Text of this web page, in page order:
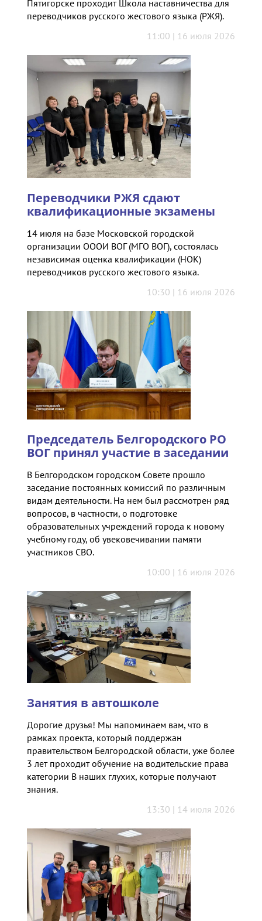
Пятигорске проходит Школа наставничества для
переводчиков русского жестового языка (РЖЯ).
11:00 | 16 июля 2026
Переводчики РЖЯ сдают
квалификационные экзамены
14 июля на базе Московской городской
организации ОООИ ВОГ (МГО ВОГ), состоялась
независимая оценка квалификации (НОК)
переводчиков русского жестового языка.
10:30 | 16 июля 2026
Председатель Белгородского РО
ВОГ принял участие в заседании
В Белгородском городском Совете прошло
заседание постоянных комиссий по различным
видам деятельности. На нем был рассмотрен ряд
вопросов, в частности, о подготовке
образовательных учреждений города к новому
учебному году, об увековечивании памяти
участников СВО.
10:00 | 16 июля 2026
Занятия в автошколе
Дорогие друзья! Мы напоминаем вам, что в
рамках проекта, который поддержан
правительством Белгородской области, уже более
3 лет проходит обучение на водительские права
категории В наших глухих, которые получают
знания.
13:30 | 14 июля 2026